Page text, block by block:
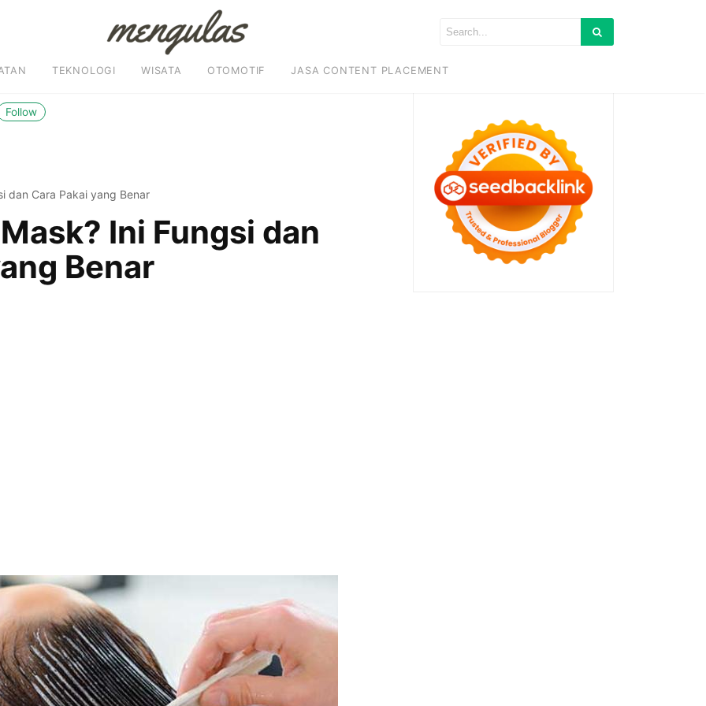
TEKNOLOGI WISATA OTOMOTIF JASA CONTENT PLACEMENT
Follow
dan Cara Pakai yang Benar
Ini Fungsi dan
Benar